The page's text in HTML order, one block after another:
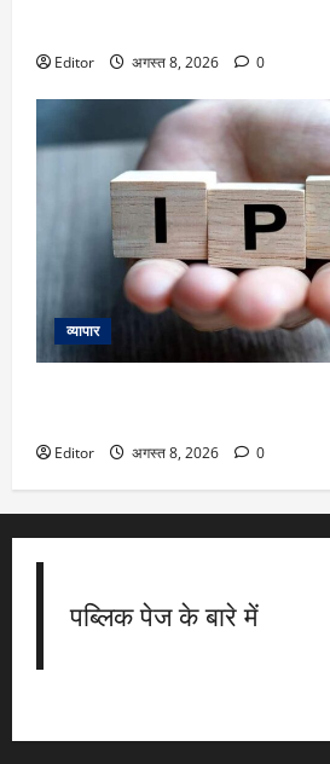
Editor अगस्त 8, 2026 0
व्यापार
Editor अगस्त 8, 2026 0
पब्लिक पेज के बारे में